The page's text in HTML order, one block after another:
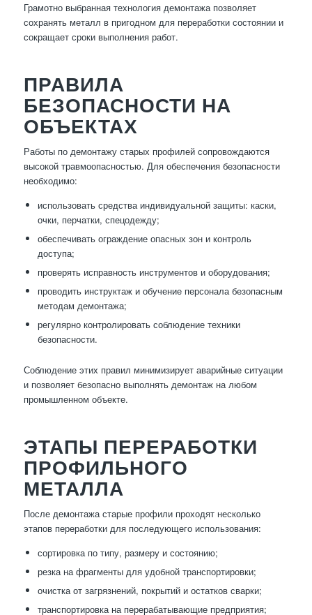
Грамотно выбранная технология демонтажа позволяет
сохранять металл в пригодном для переработки состоянии и
сокращает сроки выполнения работ.
ПРАВИЛА
БЕЗОПАСНОСТИ НА
ОБЪЕКТАХ
Работы по демонтажу старых профилей сопровождаются
высокой травмоопасностью. Для обеспечения безопасности
необходимо:
использовать средства индивидуальной защиты: каски,
очки, перчатки, спецодежду;
обеспечивать ограждение опасных зон и контроль
доступа;
проверять исправность инструментов и оборудования;
проводить инструктаж и обучение персонала безопасным
методам демонтажа;
регулярно контролировать соблюдение техники
безопасности.
Соблюдение этих правил минимизирует аварийные ситуации
и позволяет безопасно выполнять демонтаж на любом
промышленном объекте.
ЭТАПЫ ПЕРЕРАБОТКИ
ПРОФИЛЬНОГО
МЕТАЛЛА
После демонтажа старые профили проходят несколько
этапов переработки для последующего использования:
сортировка по типу, размеру и состоянию;
резка на фрагменты для удобной транспортировки;
очистка от загрязнений, покрытий и остатков сварки;
транспортировка на перерабатывающие предприятия;